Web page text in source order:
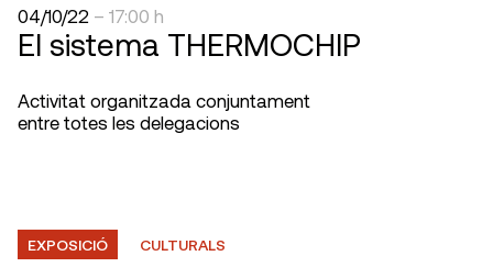
04/10/22 – 17:00 h
El sistema THERMOCHIP
Activitat organitzada conjuntament
entre totes les delegacions
EXPOSICIÓ CULTURALS